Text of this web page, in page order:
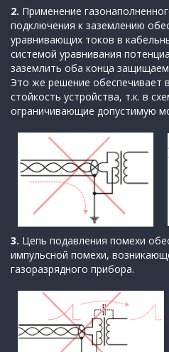
2. Применение
подключения к заземлению
уравнивающих токов в
системой уравнивания
заземлить оба конца
Это же решение обеспечивает
стойкость устройства, т.к. в
ограничивающие допустимую
3. Цепь подавления помехи
импульсной помехи,
газоразрядного прибора.